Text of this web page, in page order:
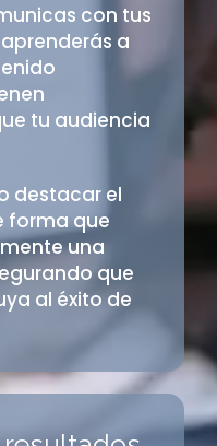
con tus
a
tu audiencia
destacar el
forma que
una
que
al éxito de